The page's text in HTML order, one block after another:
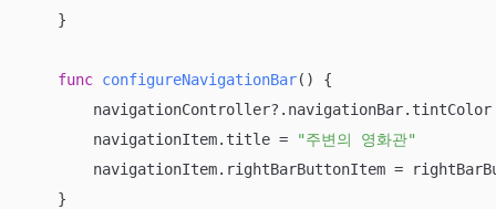
    }
func configureNavigationBar()
{
        navigationController
?
        navigationItem.title
=
"주변의 영화관"
        navigationItem.rightBarButtonItem
=
    }